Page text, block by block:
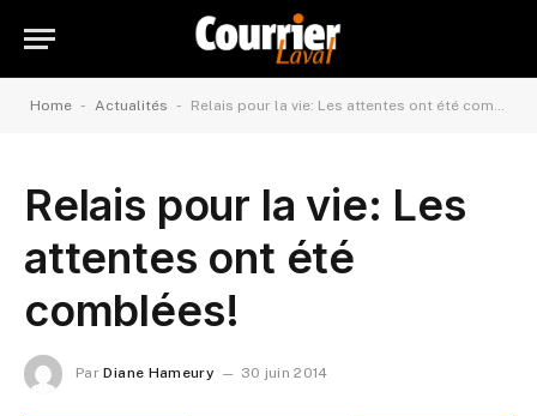
Home - Actualités - Relais pour la vie: Les attentes ont été comblées!
Relais pour la vie: Les
attentes ont été
comblées!
Par Diane Hameury 30 juin 2014